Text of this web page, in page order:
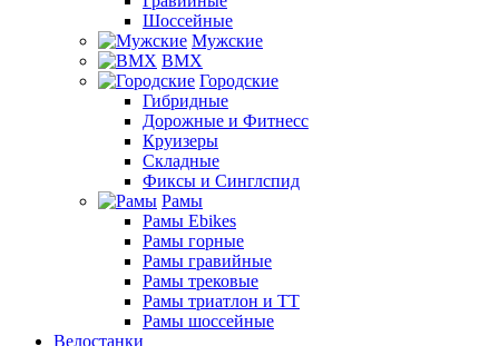
Шоссейные
Мужские
BMX
Городские
Гибридные
Дорожные и Фитнесс
Круизеры
Складные
Фиксы и Синглспид
Рамы
Рамы Ebikes
Рамы горные
Рамы гравийные
Рамы трековые
Рамы триатлон и ТТ
Рамы шоссейные
Велостанки